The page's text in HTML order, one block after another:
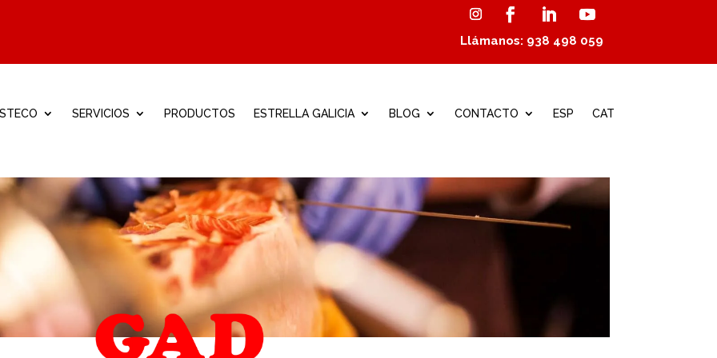
Llámanos: 938 498 059
SERVICIOS PRODUCTOS ESTRELLA GALICIA BLOG CONTACTO ESP CAT